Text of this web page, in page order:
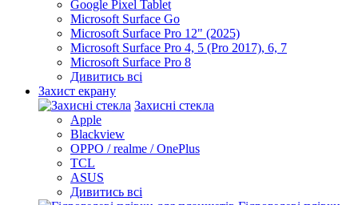
Google Pixel Tablet
Microsoft Surface Go
Microsoft Surface Pro 12" (2025)
Microsoft Surface Pro 4, 5 (Pro 2017), 6, 7
Microsoft Surface Pro 8
Дивитись всі
Захист екрану
Захисні стекла
Apple
Blackview
OPPO / realme / OnePlus
TCL
ASUS
Дивитись всі